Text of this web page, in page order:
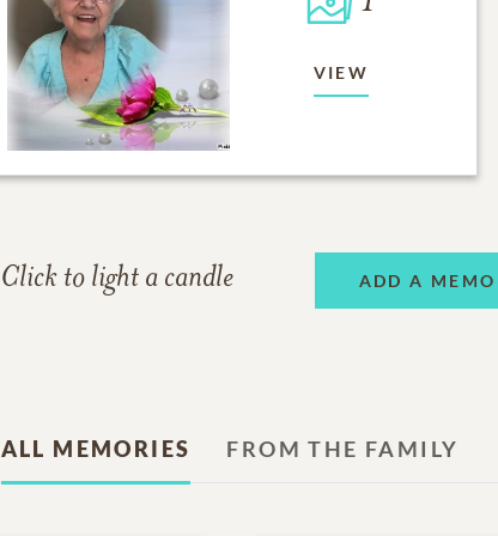
VIEW
Click to light a candle ADD A
ALL MEMORIES FROM THE FAMILY